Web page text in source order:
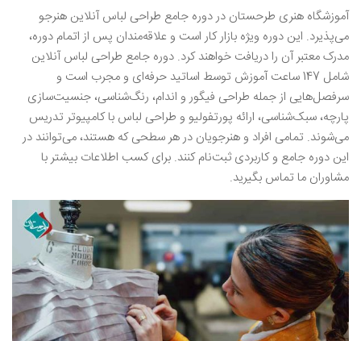
آموزشگاه هنری طرحستان در دوره جامع طراحی لباس آنلاین هنرجو
می‌پذیرد. این دوره ویژه بازار کار است و علاقه‌مندان پس از اتمام دوره،
مدرک معتبر آن را دریافت خواهند کرد. دوره جامع طراحی لباس آنلاین
شامل 147 ساعت آموزش توسط اساتید حرفه‌ای و مجرب است و
سرفصل‌هایی از جمله طراحی فیگور و اندام، رنگ‌شناسی، جنسیت‌سازی
پارچه، سبک‌شناسی، ارائه پورتفولیو و طراحی لباس با کامپیوتر تدریس
می‌شوند. تمامی افراد و هنرجویان در هر سطحی که هستند، می‌توانند در
این دوره جامع و کاربردی ثبت‌نام کنند. برای کسب اطلاعات بیشتر با
مشاوران ما تماس بگیرید.